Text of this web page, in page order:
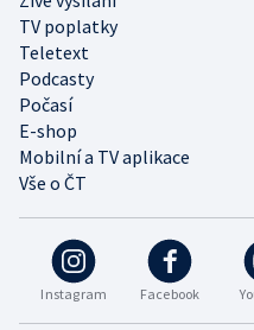
Instagram Facebook
TV poplatky
Teletext
Podcasty
Počasí
E-shop
Mobilní a TV aplikace
Vše o ČT